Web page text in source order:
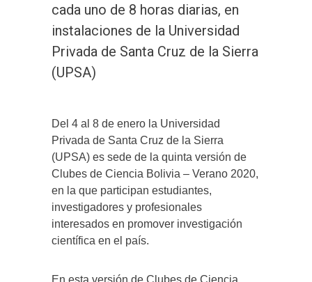
cada uno de 8 horas diarias, en
instalaciones de la Universidad
Privada de Santa Cruz de la Sierra
(UPSA)
Del 4 al 8 de enero la Universidad
Privada de Santa Cruz de la Sierra
(UPSA) es sede de la quinta versión de
Clubes de Ciencia Bolivia – Verano 2020,
en la que participan estudiantes,
investigadores y profesionales
interesados en promover investigación
científica en el país.